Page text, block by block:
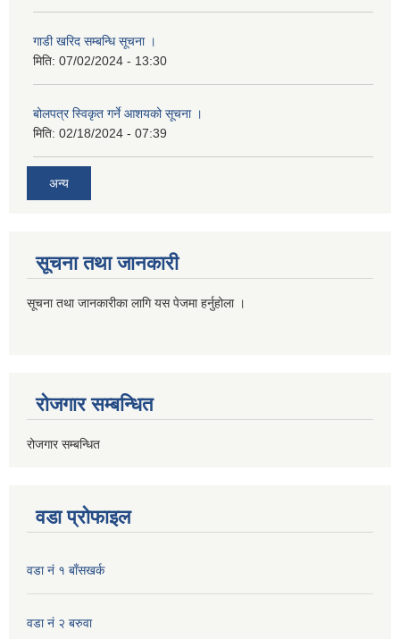
गाडी खरिद सम्बन्धि सूचना ।
मिति: 07/02/2024 - 13:30
बोलपत्र स्विकृत गर्ने आशयको सूचना ।
मिति: 02/18/2024 - 07:39
अन्य
सूचना तथा जानकारी
सूचना तथा जानकारीका लागि यस पेजमा हर्नुहोला ।
रोजगार सम्बन्धित
रोजगार सम्बन्धित
वडा प्रोफाइल
वडा नं १ बाँसखर्क
वडा नं २ बरुवा